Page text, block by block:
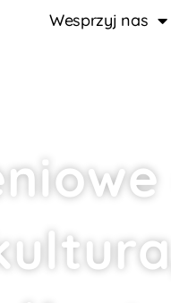
Wesprzyj nas